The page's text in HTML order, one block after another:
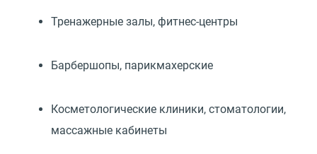
Тренажерные залы, фитнес-центры
Барбершопы, парикмахерские
Косметологические клиники, стоматологии,
массажные кабинеты